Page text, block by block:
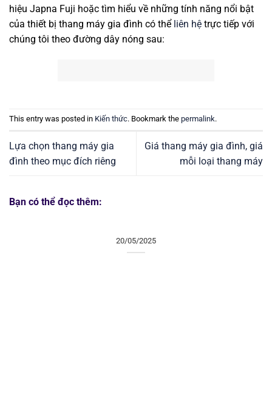
hiệu Japna Fuji hoặc tìm hiểu về những tính năng nổi bật
của thiết bị thang máy gia đình có thể liên hệ trực tiếp với
chúng tôi theo đường dây nóng sau:
This entry was posted in Kiến thức. Bookmark the permalink.
Lựa chọn thang máy gia
đình theo mục đích riêng
Giá thang máy gia đình, giá
mỗi loại thang máy
Bạn có thể đọc thêm:
20/05/2025